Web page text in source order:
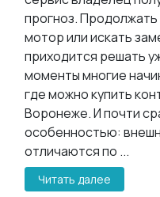
прогноз.
мотор или искать
приходится решать
моменты многие
где можно купить
Воронеже. И почти
особенностью:
отличаются по ...
Читать далее